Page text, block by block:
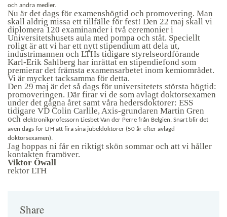
och andra medier.
Nu är det dags för examenshögtid och promovering. Man
skall aldrig missa ett tillfälle för fest! Den 22 maj skall vi
diplomera 120 examinander i två ceremonier i
Universitetshusets aula med pompa och ståt. Speciellt
roligt är att vi har ett nytt stipendium att dela ut,
industrimannen och LTHs tidigare styrelseordförande
Karl-Erik Sahlberg har inrättat en stipendiefond som
premierar det främsta examensarbetet inom kemiområdet.
Vi är mycket tacksamma för detta.
Den 29 maj är det så dags för universitetets största högtid:
promoveringen. Där firar vi de som avlagt doktorsexamen
under det gågna året samt våra hedersdoktorer: ESS
tidigare VD Colin Carlile, Axis-grundaren Martin Gren
ochelektronikprofessorn Liesbet Van der Perre från Belgien. Snart blir det
även dags för LTH att fira sina jubeldoktorer (50 år efter avlagd
doktorsexamen).
Jag hoppas ni får en riktigt skön sommar och att vi håller
kontakten framöver.
Viktor Öwall
rektor LTH
Share